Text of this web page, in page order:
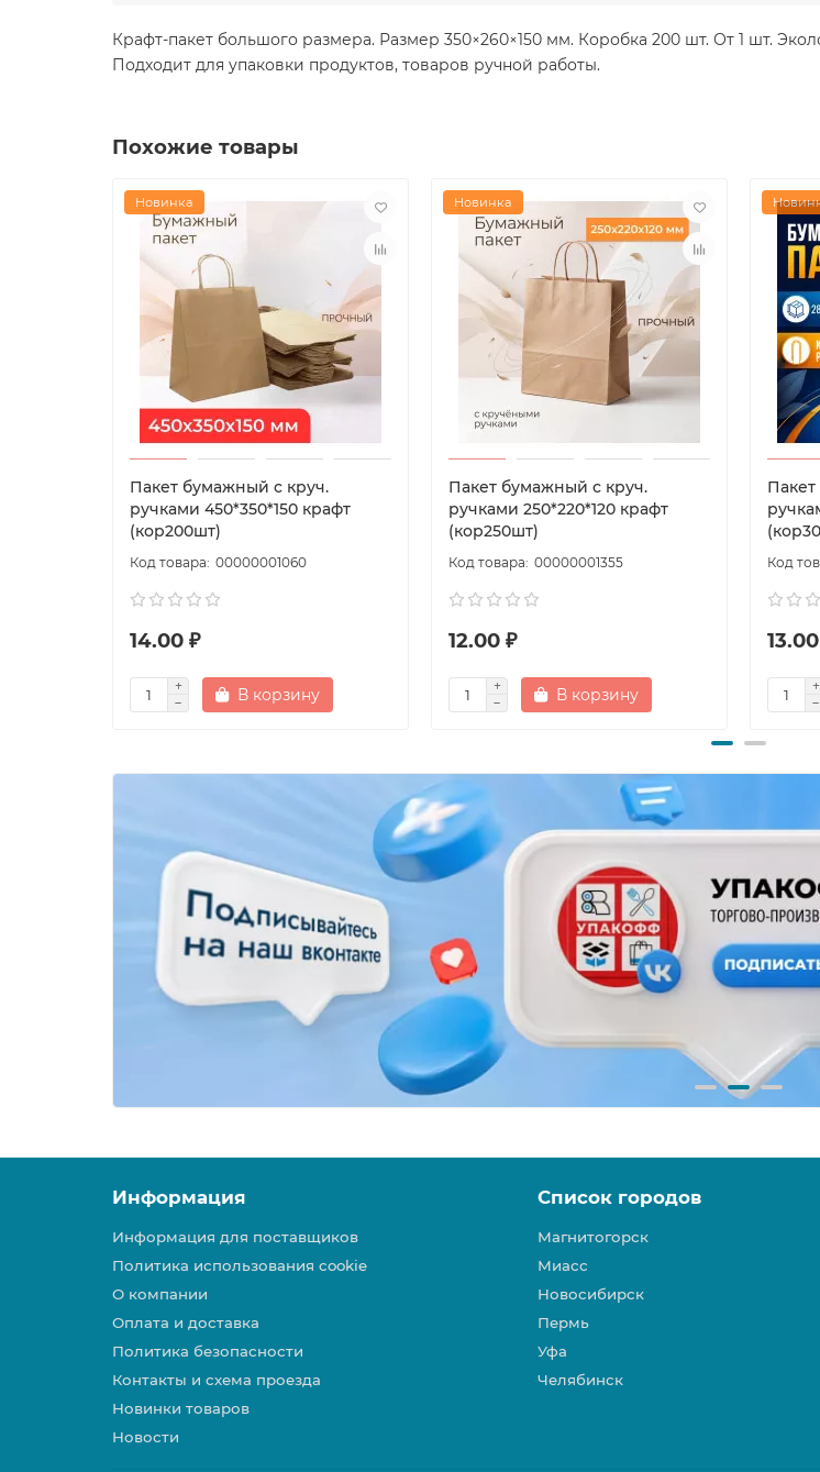
Крафт-пакет большого размера. Размер 350×260×150 мм. Коробка 200 шт. От 1 шт.
Подходит для упаковки продуктов, товаров ручной работы.
Похожие товары
Новинка
Пакет бумажный с круч.
ручками 450*350*150 крафт
(кор200шт)
00000001060
14.00 ₽
В корзину
Новинка
Пакет бумажный с круч.
ручками 250*220*120 крафт
(кор250шт)
00000001355
12.00 ₽
В корзину
Информация
Информация для поставщиков
Политика использования cookie
О компании
Оплата и доставка
Политика безопасности
Контакты и схема проезда
Новинки товаров
Новости
Список городов
Магнитогорск
Миасс
Новосибирск
Пермь
Уфа
Челябинск